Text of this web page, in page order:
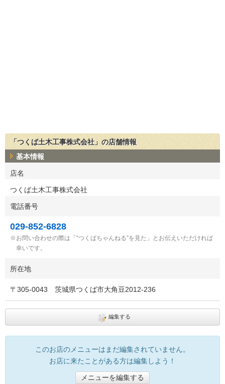
「つくば土木工事株式会社」の店舗情報
基本情報
店名
つくば土木工事株式会社
電話番号
029-852-6828
お問い合わせの際は「“つくばちゃんねる”を見た」とお伝えいただければ
幸いです。
所在地
〒 305-0043 茨城県つくば市大角豆2012-236
編集する
このお店のメニューはまだ編集されていません。
お店に来たことがある方は編集しよう！
メニューを編集する